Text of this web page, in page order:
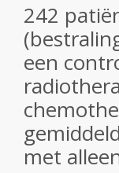
242
een
met